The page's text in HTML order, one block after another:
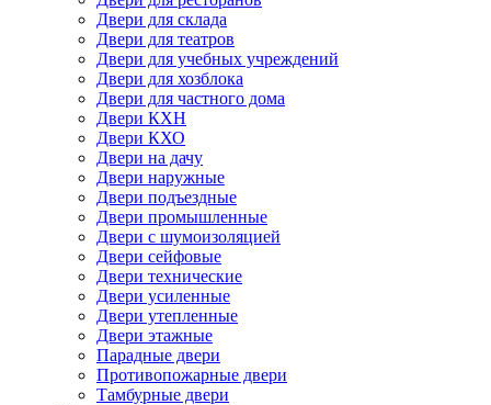
Двери для склада
Двери для театров
Двери для учебных учреждений
Двери для хозблока
Двери для частного дома
Двери КХН
Двери КХО
Двери на дачу
Двери наружные
Двери подъездные
Двери промышленные
Двери с шумоизоляцией
Двери сейфовые
Двери технические
Двери усиленные
Двери утепленные
Двери этажные
Парадные двери
Противопожарные двери
Тамбурные двери